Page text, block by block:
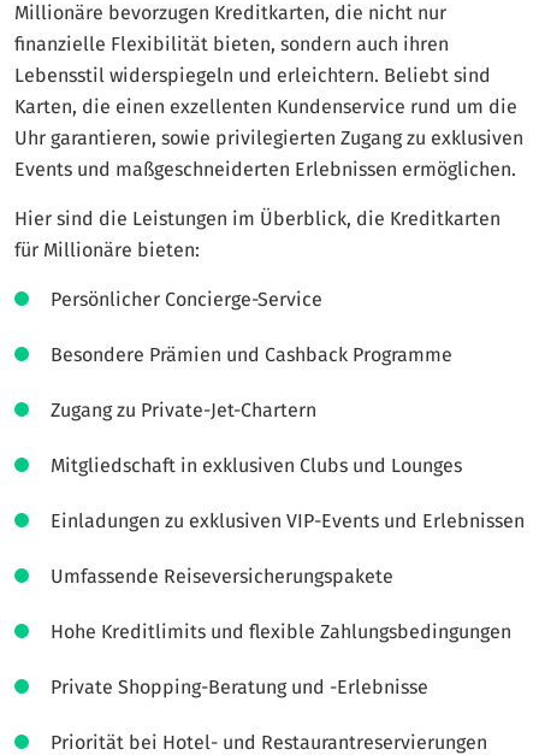
Millionäre bevorzugen Kreditkarten, die nicht nur
finanzielle Flexibilität bieten, sondern auch ihren
Lebensstil widerspiegeln und erleichtern. Beliebt sind
Karten, die einen exzellenten Kundenservice rund um die
Uhr garantieren, sowie privilegierten Zugang zu exklusiven
Events und maßgeschneiderten Erlebnissen ermöglichen.
Hier sind die Leistungen im Überblick, die Kreditkarten
für Millionäre bieten:
Persönlicher Concierge-Service
Besondere Prämien und Cashback Programme
Zugang zu Private-Jet-Chartern
Mitgliedschaft in exklusiven Clubs und Lounges
Einladungen zu exklusiven VIP-Events und Erlebnissen
Umfassende Reiseversicherungspakete
Hohe Kreditlimits und flexible Zahlungsbedingungen
Private Shopping-Beratung und -Erlebnisse
Priorität bei Hotel- und Restaurantreservierungen